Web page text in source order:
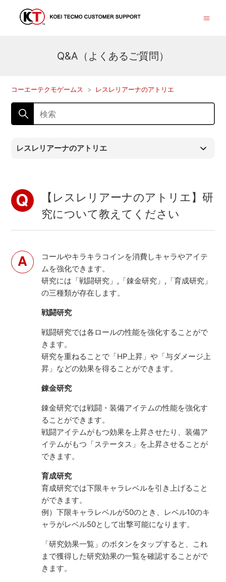
Q&A（よくあるご質問）
コーエーテクモゲームス レスレリアーナのアトリエ
レスレリアーナのアトリエ
【レスレリアーナのアトリエ】研
究について教えてください
コールやキラキラコインを消費しキャラやアイテ
ムを強化できます。
研究には「戦闘研究」,「錬金研究」,「育成研究」
の三種類が存在します。
戦闘研究
戦闘研究では各ロールの性能を強化することがで
きます。
研究を重ねることで「HP上昇」や「与ダメージ上
昇」などの効果を得ることができます。
錬金研究
錬金研究では戦闘・装備アイテムの性能を強化す
ることができます。
戦闘アイテムがもつ効果を上昇させたり、装備ア
イテムがもつ「ステータス」を上昇させることが
できます。
育成研究
育成研究では下限キャラレベルを引き上げること
ができます。
例）下限キャラレベルが50のとき、レベル10のキ
ャラがレベル50として出撃可能になります。
「研究効果一覧」のボタンをタップすると、これ
まで獲得した研究効果の一覧を確認することがで
きます。